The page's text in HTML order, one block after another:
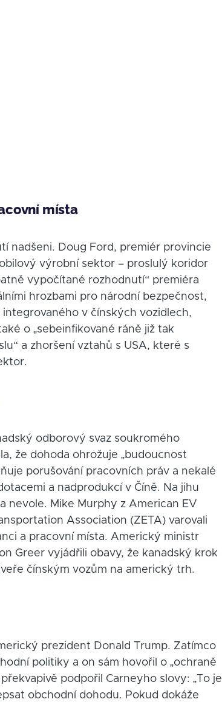
místa
nadšeni. Doug Ford, premiér provincie
výrobní sektor – proslulý koridor
vypočítané rozhodnutí“ premiéra
hrozbami pro národní bezpečnost,
v čínských vozidlech,
o „sebeinfikované ráně již tak
a zhoršení vztahů s USA, které s
odborový svaz soukromého
že dohoda ohrožuje „budoucnost
porušování pracovních práv a nekalé
a nadprodukcí v Číně. Na jihu
nevole. Mike Murphy z American EV
Association (ZETA) varovali
a pracovní místa. Americký ministr
Greer vyjádřili obavy, že kanadský krok
čínským vozům na americký trh.
prezident Donald Trump. Zatímco
politiky a on sám hovořil o „ochraně
podpořil Carneyho slovy: „To je
obchodní dohodu. Pokud dokáže